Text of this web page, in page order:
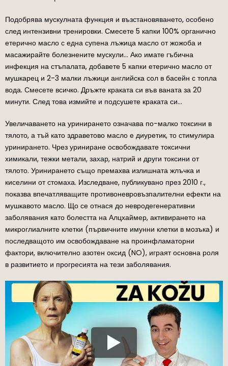
Подобрява мускулната функция и възстановяването, особено
след интензивни тренировки. Смесете 5 капки 100% органично
етерично масло с една супена лъжица масло от жожоба и
масажирайте болезнените мускули… Ако имате гъбична
инфекция на стъпалата, добавете 5 капки етерично масло от
мушкарец и 2-3 малки лъжици английска сол в басейн с топла
вода. Смесете всичко. Дръжте краката си във ваната за 20
минути. След това измийте и подсушете краката си…
Увеличаването на уринирането означава по-малко токсини в
тялото, а тъй като здраветово масло е диуретик, то стимулира
уринирането. Чрез уриниране освобождавате токсични
химикали, тежки метали, захар, натрий и други токсини от
тялото. Уринирането също премахва излишната жлъчка и
киселини от стомаха. Изследване, публикувано през 2010 г.,
показва впечатляващите противоневровъзпалителни ефекти на
мушкавото масло. Що се отнася до невродегенеративни
заболявания като болестта на Алцхаймер, активирането на
микроглиалните клетки (първичните имунни клетки в мозъка) и
последващото им освобождаване на проинфламаторни
фактори, включително азотен оксид (NO), играят основна роля
в развитието и прогресията на тези заболявания.